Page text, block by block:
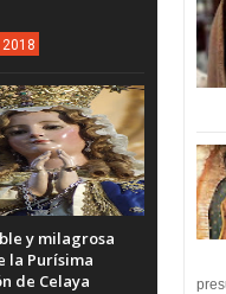
2018
y milagrosa
la Purísima
de Celaya